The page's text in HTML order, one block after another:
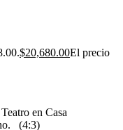
$20,680.00El precio
en Casa
(4:3)